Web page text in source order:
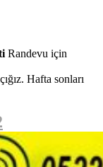
Randevu için
Hafta sonları